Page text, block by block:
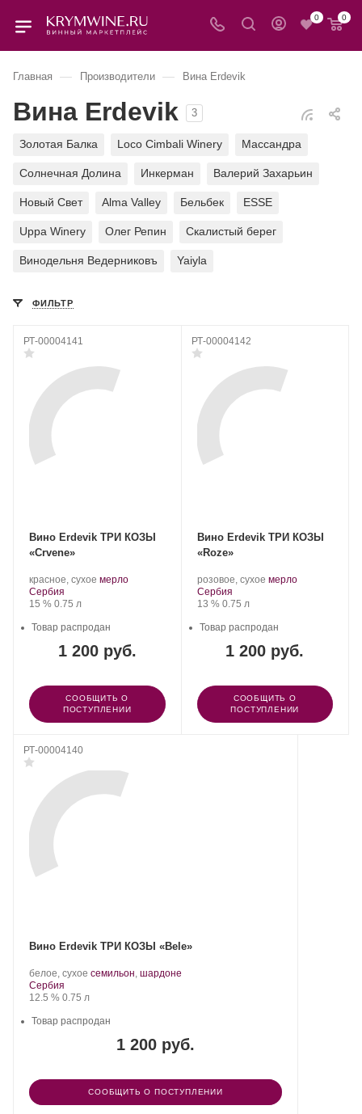
0 0
Главная — Производители — Вина Erdevik
Вина Erdevik 3
Золотая Балка Loco Cimbali Winery Массандра
Солнечная Долина Инкерман Валерий Захарьин
Новый Свет Alma Valley Бельбек ESSE
Uppa Winery Олег Репин Скалистый берег
Винодельня Ведерниковъ Yaiyla
ФИЛЬТР
РТ-00004141
Вино Erdevik ТРИ КОЗЫ
«Crvene»
Производитель:
Erdevik.
красное, сухое .мерло.
Регион:
Сербия
Крепость
15 %. Объем
0.75 л
1 200 руб.
Товар распродан
СООБЩИТЬ О
ПОСТУПЛЕНИИ
РТ-00004142
Вино Erdevik ТРИ КОЗЫ
«Roze»
Производитель:
Erdevik.
розовое, сухое .мерло.
Регион:
Сербия
Крепость
13 %. Объем
0.75 л
1 200 руб.
Товар распродан
СООБЩИТЬ О
ПОСТУПЛЕНИИ
РТ-00004140
Вино Erdevik ТРИ КОЗЫ «Bele»
Производитель:
Erdevik.
белое, сухое .семильон, шардоне
Регион:
Сербия
Крепость
12.5 %. Объем
0.75 л
1 200 руб.
Товар распродан
СООБЩИТЬ О ПОСТУПЛЕНИИ